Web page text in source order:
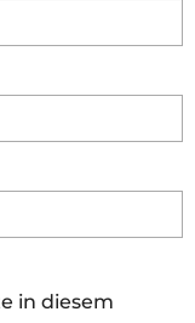
in diesem